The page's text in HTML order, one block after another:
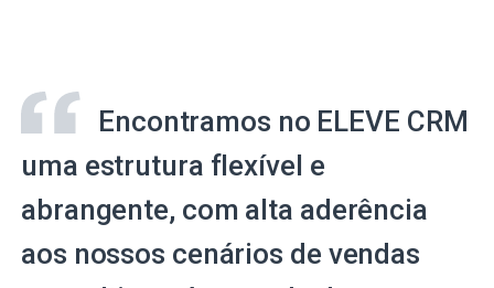
Encontramos no ELEVE CRM
uma estrutura flexível e
abrangente, com alta aderência
aos nossos cenários de vendas